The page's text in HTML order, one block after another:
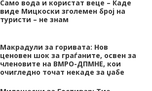
Само вода и користат веце – Каде
виде Мицкоски зголемен број на
туристи – не знам
Макрадули за горивата: Нов
ценовен шок за граѓаните, освен за
членовите на ВМРО-ДПМНЕ, кои
очигледно точат некаде за џабе